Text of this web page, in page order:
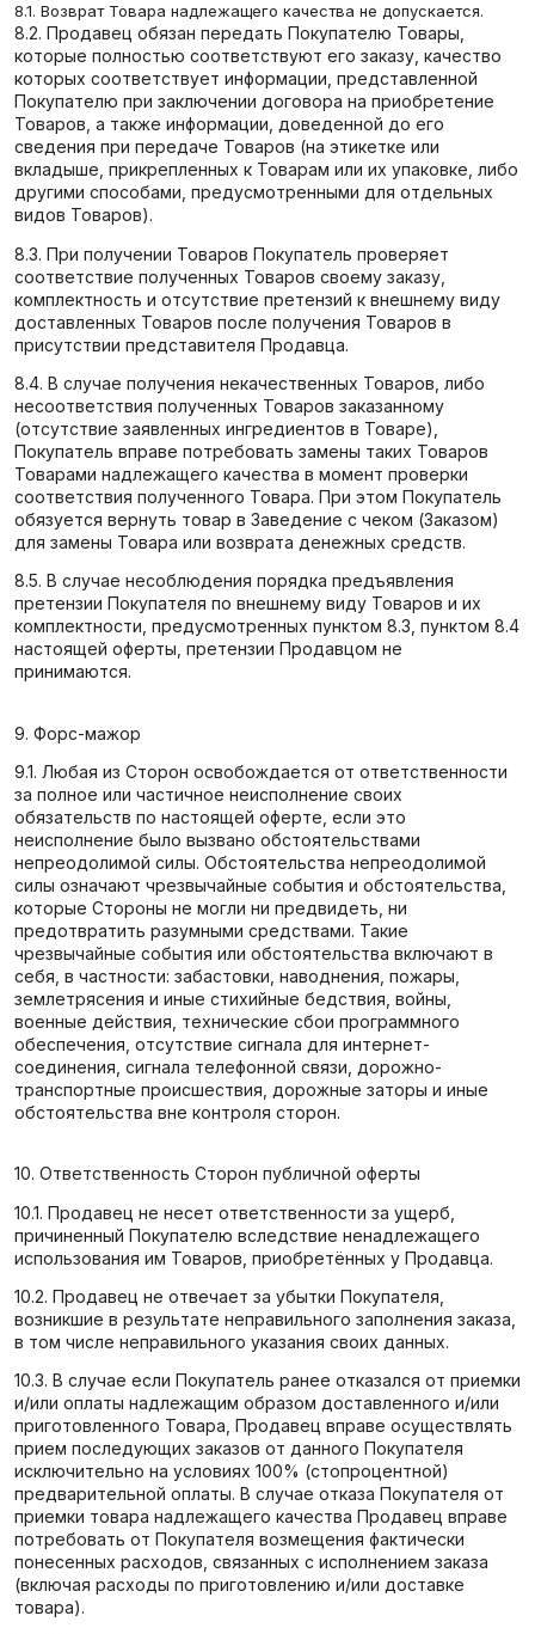
8.1. Возврат Товара надлежащего качества не допускается.
8.2. Продавец обязан передать Покупателю Товары,
которые полностью соответствуют его заказу, качество
которых соответствует информации, представленной
Покупателю при заключении договора на приобретение
Товаров, а также информации, доведенной до его
сведения при передаче Товаров (на этикетке или
вкладыше, прикрепленных к Товарам или их упаковке, либо
другими способами, предусмотренными для отдельных
видов Товаров).
8.3. При получении Товаров Покупатель проверяет
соответствие полученных Товаров своему заказу,
комплектность и отсутствие претензий к внешнему виду
доставленных Товаров после получения Товаров в
присутствии представителя Продавца.
8.4. В случае получения некачественных Товаров, либо
несоответствия полученных Товаров заказанному
(отсутствие заявленных ингредиентов в Товаре),
Покупатель вправе потребовать замены таких Товаров
Товарами надлежащего качества в момент проверки
соответствия полученного Товара. При этом Покупатель
обязуется вернуть товар в Заведение с чеком (Заказом)
для замены Товара или возврата денежных средств.
8.5. В случае несоблюдения порядка предъявления
претензии Покупателя по внешнему виду Товаров и их
комплектности, предусмотренных пунктом 8.3, пунктом 8.4
настоящей оферты, претензии Продавцом не
принимаются.
9. Форс-мажор
9.1. Любая из Сторон освобождается от ответственности
за полное или частичное неисполнение своих
обязательств по настоящей оферте, если это
неисполнение было вызвано обстоятельствами
непреодолимой силы. Обстоятельства непреодолимой
силы означают чрезвычайные события и обстоятельства,
которые Стороны не могли ни предвидеть, ни
предотвратить разумными средствами. Такие
чрезвычайные события или обстоятельства включают в
себя, в частности: забастовки, наводнения, пожары,
землетрясения и иные стихийные бедствия, войны,
военные действия, технические сбои программного
обеспечения, отсутствие сигнала для интернет-
соединения, сигнала телефонной связи, дорожно-
транспортные происшествия, дорожные заторы и иные
обстоятельства вне контроля сторон.
10. Ответственность Сторон публичной оферты
10.1. Продавец не несет ответственности за ущерб,
причиненный Покупателю вследствие ненадлежащего
использования им Товаров, приобретённых у Продавца.
10.2. Продавец не отвечает за убытки Покупателя,
возникшие в результате неправильного заполнения заказа,
в том числе неправильного указания своих данных.
10.3. В случае если Покупатель ранее отказался от приемки
и/или оплаты надлежащим образом доставленного и/или
приготовленного Товара, Продавец вправе осуществлять
прием последующих заказов от данного Покупателя
исключительно на условиях 100% (стопроцентной)
предварительной оплаты. В случае отказа Покупателя от
приемки товара надлежащего качества Продавец вправе
потребовать от Покупателя возмещения фактически
понесенных расходов, связанных с исполнением заказа
(включая расходы по приготовлению и/или доставке
товара).